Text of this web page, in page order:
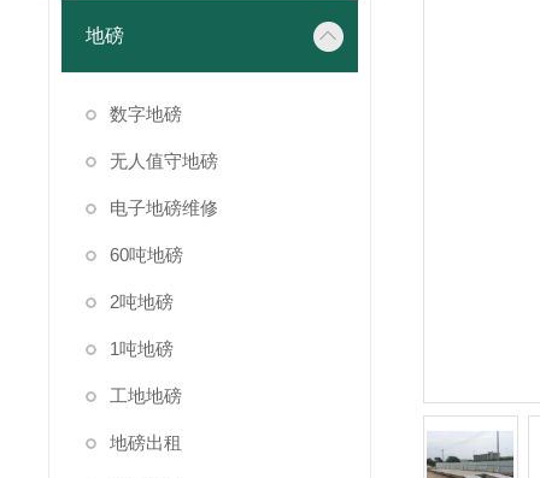
地磅
数字地磅
无人值守地磅
电子地磅维修
60吨地磅
2吨地磅
1吨地磅
工地地磅
地磅出租